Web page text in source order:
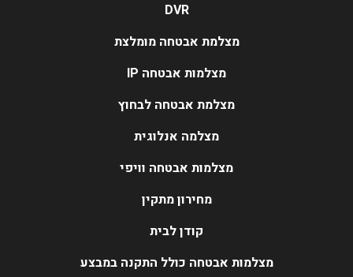
DVR
מצלמת אבטחה מומלצת
מצלמות אבטחה IP
מצלמת אבטחה לבחוץ
מצלמה אנלוגית
מצלמות אבטחה וויפי
מחירון מתקין
קודן לבית
מצלמות אבטחה כולל התקנה במבצע